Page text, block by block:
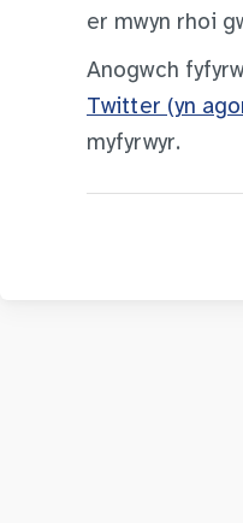
er mwyn rhoi
Anogwch
Twitter (yn
myfyrwyr.